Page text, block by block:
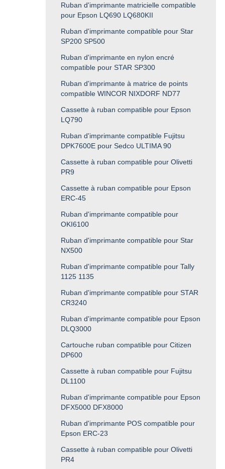
Ruban d'imprimante matricielle compatible
pour Epson LQ690 LQ680KII
Ruban d'imprimante compatible pour Star
SP200 SP500
Ruban d'imprimante en nylon encré
compatible pour STAR SP300
Ruban d'imprimante à matrice de points
compatible WINCOR NIXDORF ND77
Cassette à ruban compatible pour Epson
LQ790
Ruban d'imprimante compatible Fujitsu
DPK7600E pour Sedco ULTIMA 90
Cassette à ruban compatible pour Olivetti
PR9
Cassette à ruban compatible pour Epson
ERC-45
Ruban d'imprimante compatible pour
OKI6100
Ruban d'imprimante compatible pour Star
NX500
Ruban d'imprimante compatible pour Tally
1125 1135
Ruban d'imprimante compatible pour STAR
CR3240
Ruban d'imprimante compatible pour Epson
DLQ3000
Cartouche ruban compatible pour Citizen
DP600
Cassette à ruban compatible pour Fujitsu
DL1100
Ruban d'imprimante compatible pour Epson
DFX5000 DFX8000
Ruban d'imprimante POS compatible pour
Epson ERC-23
Cassette à ruban compatible pour Olivetti
PR4